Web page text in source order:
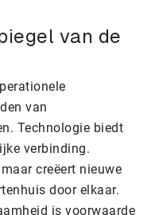
van de
van
Technologie biedt
verbinding.
creëert nieuwe
door elkaar.
is voorwaarde